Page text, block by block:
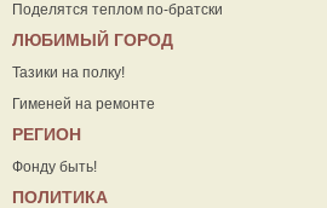
Поделятся теплом по-братски
ЛЮБИМЫЙ ГОРОД
Тазики на полку!
Гименей на ремонте
РЕГИОН
Фонду быть!
ПОЛИТИКА